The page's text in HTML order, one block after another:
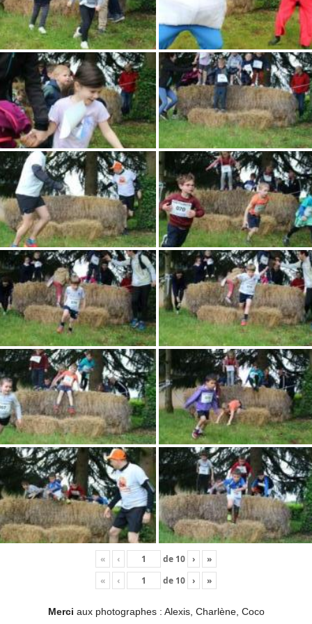
« ‹ de 10 ›
»
«
‹ de 10 › »
Merci aux photographes : Alexis, Charlène, Coco